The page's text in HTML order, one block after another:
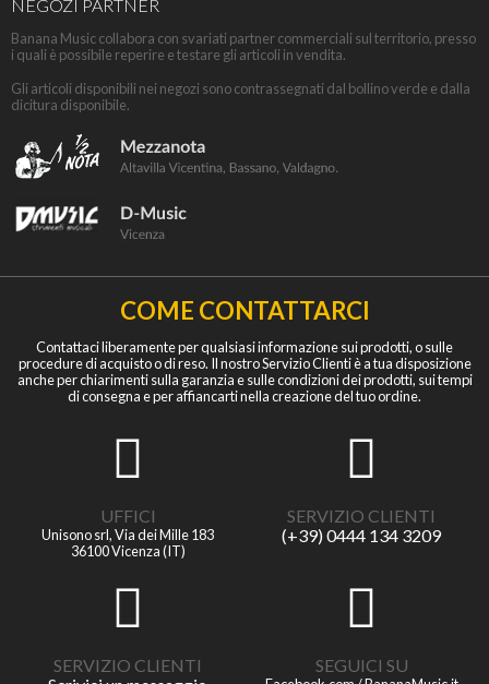
NEGOZI PARTNER
Banana Music collabora con svariati partner commerciali sul territorio, presso
i quali è possibile reperire e testare gli articoli in vendita.
Gli articoli disponibili nei negozi sono contrassegnati dal bollino verde e dalla
dicitura disponibile.
COME CONTATTARCI
Contattaci liberamente per qualsiasi informazione sui prodotti, o sulle
procedure di acquisto o di reso. Il nostro Servizio Clienti è a tua disposizione
anche per chiarimenti sulla garanzia e sulle condizioni dei prodotti, sui tempi
di consegna e per affiancarti nella creazione del tuo ordine.
UFFICI
Unisono srl, Via dei Mille 183
36100 Vicenza (IT)
SERVIZIO CLIENTI
(+39) 0444 134 3209
SERVIZIO CLIENTI
SEGUICI SU